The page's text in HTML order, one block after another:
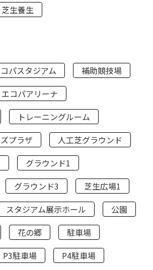
芝生養生
パスタジアム
補助競技場
エコパアリーナ
トレーニングルーム
プラザ
人工芝グラウンド
グラウンド1
グラウンド3
芝生広場1
スタジアム展示ホール
公園
花の郷
駐車場
P3駐車場
P4駐車場